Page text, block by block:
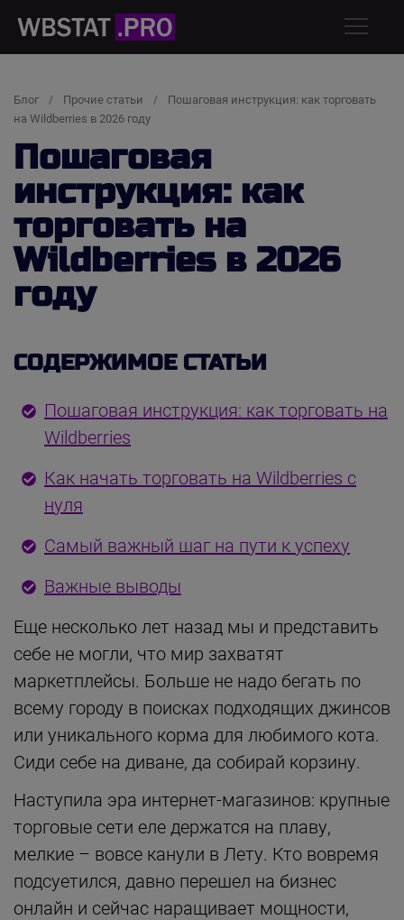
Блог Прочие статьи
Пошаговая инструкция: как торговать
на Wildberries в 2026 году
Пошаговая
инструкция: как
торговать на
Wildberries в 2026
году
СОДЕРЖИМОЕ СТАТЬИ
Пошаговая инструкция: как торговать на
Wildberries
Как начать торговать на Wildberries с
нуля
Самый важный шаг на пути к успеху
Важные выводы
Еще несколько лет назад мы и представить
себе не могли, что мир захватят
маркетплейсы. Больше не надо бегать по
всему городу в поисках подходящих джинсов
или уникального корма для любимого кота.
Сиди себе на диване, да собирай корзину.
Наступила эра интернет-магазинов: крупные
торговые сети еле держатся на плаву,
мелкие – вовсе канули в Лету. Кто вовремя
подсуетился, давно перешел на бизнес
онлайн и сейчас наращивает мощности,